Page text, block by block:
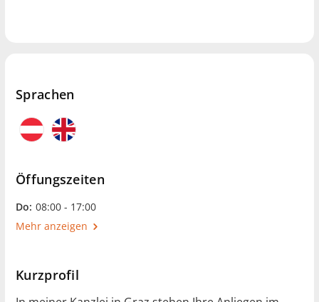
Sprachen
Öffungszeiten
Do: 08:00 - 17:00
Mehr anzeigen
Kurzprofil